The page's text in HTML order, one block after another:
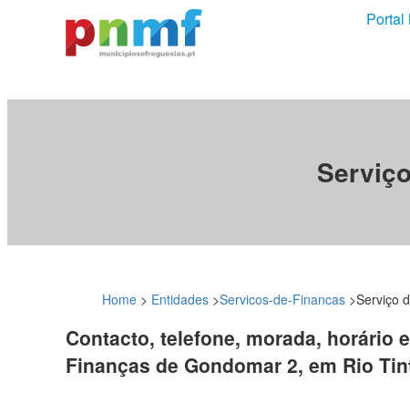
Portal
Home > Entidades >Servicos-de-Financas >Serviço
Contacto, telefone, morada, horário
Finanças de Gondomar 2, em Rio